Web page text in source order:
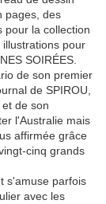
pages, des
pour la collection
pour
SOIRÉES.
de son premier
de SPIROU,
de son
l'Australie mais
affirmée grâce
cinq grands
s'amuse parfois
avec les